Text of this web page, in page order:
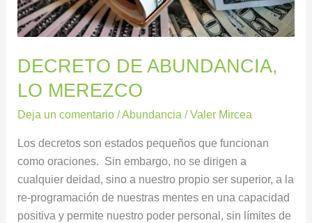
DECRETO DE ABUNDANCIA,
LO MEREZCO
Deja un comentario /Abundancia /Valer Mircea
Los decretos son estados pequeños que funcionan
como oraciones. Sin embargo, no se dirigen a
cualquier deidad, sino a nuestro propio ser superior, a la
re-programación de nuestras mentes en una capacidad
positiva y permite nuestro poder personal, sin límites de